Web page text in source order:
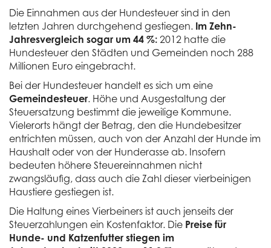
Die Einnahmen aus der Hundesteuer sind in den
letzten Jahren durchgehend gestiegen. Im Zehn-
Jahresvergleich sogar um 44 %: 2012 hatte die
Hundesteuer den Städten und Gemeinden noch 288
Millionen Euro eingebracht.
Bei der Hundesteuer handelt es sich um eine
Gemeindesteuer. Höhe und Ausgestaltung der
Steuersatzung bestimmt die jeweilige Kommune.
Vielerorts hängt der Betrag, den die Hundebesitzer
entrichten müssen, auch von der Anzahl der Hunde im
Haushalt oder von der Hunderasse ab. Insofern
bedeuten höhere Steuereinnahmen nicht
zwangsläufig, dass auch die Zahl dieser vierbeinigen
Haustiere gestiegen ist.
Die Haltung eines Vierbeiners ist auch jenseits der
Steuerzahlungen ein Kostenfaktor. Die Preise für
Hunde- und Katzenfutter stiegen im